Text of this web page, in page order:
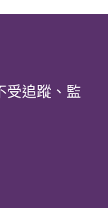
受追蹤、監